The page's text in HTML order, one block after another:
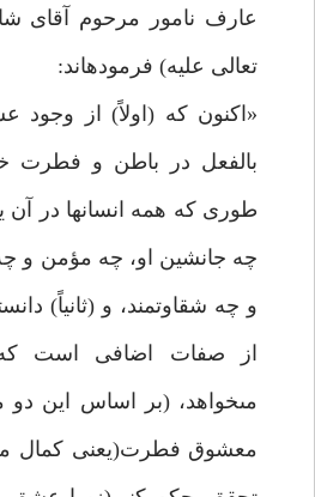
عارف نامور مرحوم آقاى
تعالى عليه) فرموده‏اند:
«اكنون كه (اولاً) از
بالفعل در باطن و فطرت
طورى كه همه انسانها در آن
چه جانشين او، چه مؤمن و
و چه شقاوتمند، و (ثانياً)
از صفات اضافى است
مى‏خواهد، (بر اساس اين دو
معشوق فطرت(يعنى كمال